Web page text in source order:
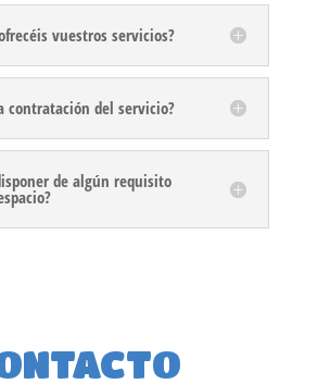
vuestros servicios?
contratación del servicio?
de algún requisito